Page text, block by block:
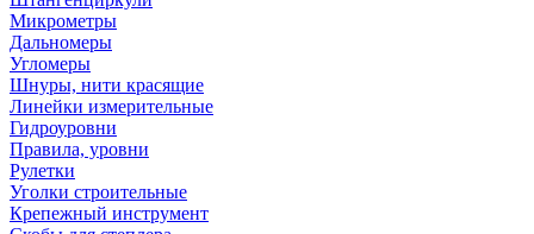
Микрометры
Дальномеры
Угломеры
Шнуры, нити красящие
Линейки измерительные
Гидроуровни
Правила, уровни
Рулетки
Уголки строительные
Крепежный инструмент